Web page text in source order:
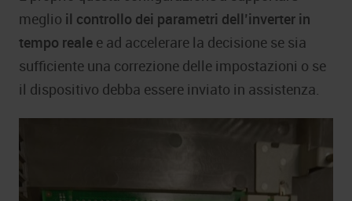
meglio il controllo dei parametri dell’inverter in
tempo reale e ad accelerare la decisione se sia
sufficiente una correzione delle impostazioni o se
il dispositivo debba essere inviato in assistenza.